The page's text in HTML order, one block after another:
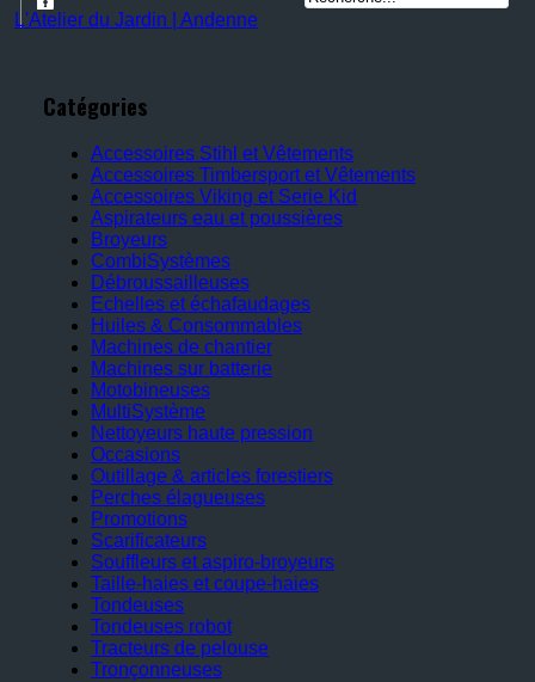
L'Atelier du Jardin | Andenne
Catégories
Accessoires Stihl et Vêtements
Accessoires Timbersport et Vêtements
Accessoires Viking et Serie Kid
Aspirateurs eau et poussières
Broyeurs
CombiSystèmes
Débroussailleuses
Echelles et échafaudages
Huiles & Consommables
Machines de chantier
Machines sur batterie
Motobineuses
MultiSystème
Nettoyeurs haute pression
Occasions
Outillage & articles forestiers
Perches élagueuses
Promotions
Scarificateurs
Souffleurs et aspiro-broyeurs
Taille-haies et coupe-haies
Tondeuses
Tondeuses robot
Tracteurs de pelouse
Tronçonneuses